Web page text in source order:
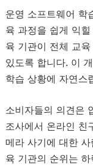
운영 소프트웨어 학
육 과정을 쉽게 익
육 기관이 전체 교
있도록 합니다. 이
학습 상황에 자연스
소비자들의 의견은
조사에서 온라인 친
메라 사기에 대한
육 기관의 순위는